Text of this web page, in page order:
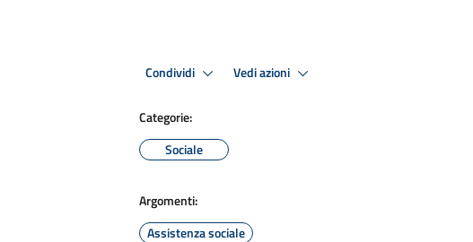
Condividi Vedi azioni
Categorie:
Sociale
Argomenti:
Assistenza sociale